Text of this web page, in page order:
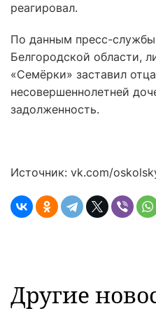
реагировал.
По данным пресс-
Белгородской области,
«Семёрки» заставил
несовершеннолетней
задолженность.
Источник: vk.com/
Другие